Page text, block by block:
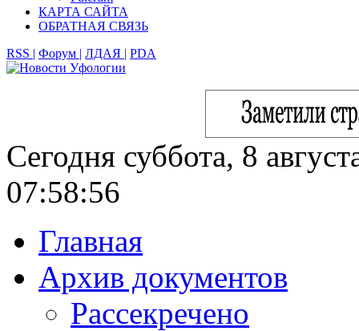
КАРТА САЙТА
ОБРАТНАЯ СВЯЗЬ
RSS | Форум | ЛДАЯ | PDA
Сегодня суббота, 8
07:58:57
Главная
Архив документов
Рассекречено